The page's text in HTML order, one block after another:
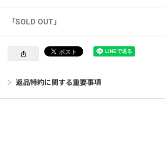
「SOLD OUT」
返品特約に関する重要事項